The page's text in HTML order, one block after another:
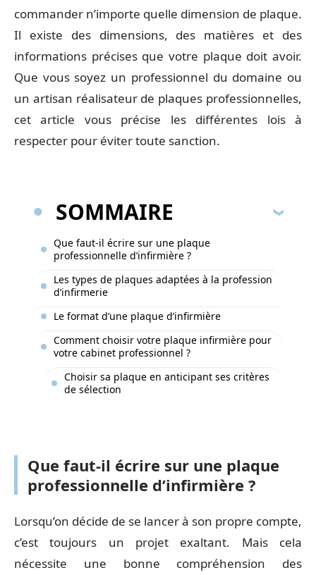
commander n’importe quelle dimension de plaque.
Il existe des dimensions, des matières et des
informations précises que votre plaque doit avoir.
Que vous soyez un professionnel du domaine ou
un artisan réalisateur de plaques professionnelles,
cet article vous précise les différentes lois à
respecter pour éviter toute sanction.
SOMMAIRE
Que faut-il écrire sur une plaque
professionnelle d’infirmière ?
Les types de plaques adaptées à la profession
d’infirmerie
Le format d’une plaque d’infirmière
Comment choisir votre plaque infirmière pour
votre cabinet professionnel ?
Choisir sa plaque en anticipant ses critères
de sélection
Que faut-il écrire sur une plaque
professionnelle d’infirmière ?
Lorsqu’on décide de se lancer à son propre compte,
c’est toujours un projet exaltant. Mais cela
nécessite une bonne compréhension des